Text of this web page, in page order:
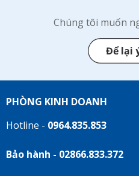
Chúng tôi muốn
Để lại
PHÒNG KINH DOANH
Hotline - 0964.835.853
Bảo hành - 02866.833.372